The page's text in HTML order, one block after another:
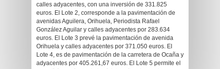
calles adyacentes, con una inversión de 331.825
euros. El Lote 2, corresponde a la pavimentación de
avenidas Aguilera, Orihuela, Periodista Rafael
González Aguilar y calles adyacentes por 283.634
euros. El Lote 3 prevé la pavimentación de avenida
Orihuela y calles adyacentes por 371.050 euros. El
Lote 4, es de pavimentación de la carretera de Ocaña y
adyacentes por 405.261,67 euros. El Lote 5 permite el